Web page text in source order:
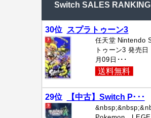
Switch SALES RANKING